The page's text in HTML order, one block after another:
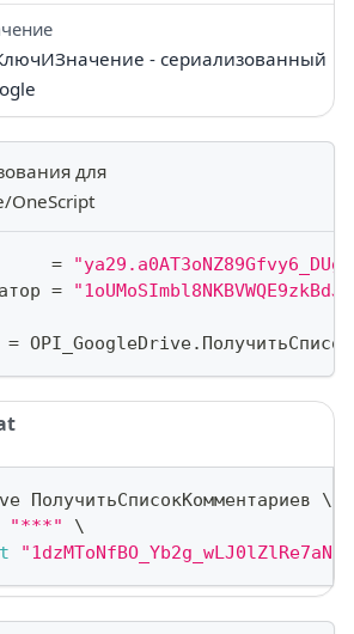
- сериализованный
для
OneScript
=
=
= OPI_GoogleDrive.
ПолучитьСписокКомментариев
\
"***"
\